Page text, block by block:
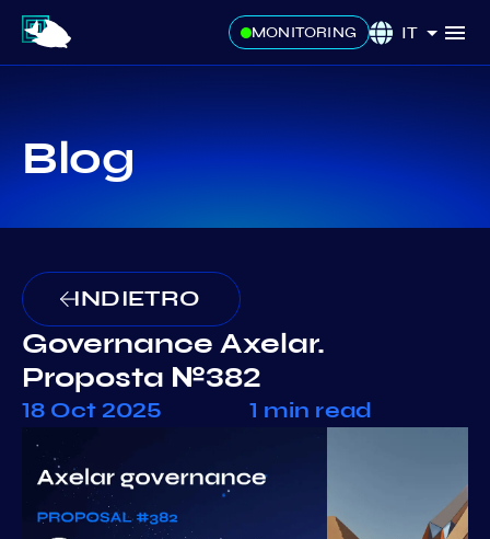
MONITORING IT
Blog
INDIETRO
Governance Axelar.
Proposta №382
18 Oct 2025 1 min read